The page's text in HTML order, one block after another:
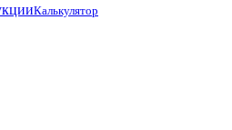
Калькулятор